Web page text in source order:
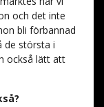
och det inte
bli förbannad
de största i
också lätt att